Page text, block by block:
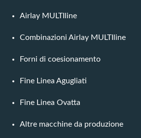
Airlay MULTIline
Combinazioni Airlay MULTIline
Forni di coesionamento
Fine Linea Agugliati
Fine Linea Ovatta
Altre macchine da produzione